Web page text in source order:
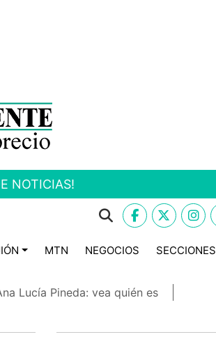
NOTICIAS!
MTN NEGOCIOS SECCIONES
Lucía Pineda: vea quién es